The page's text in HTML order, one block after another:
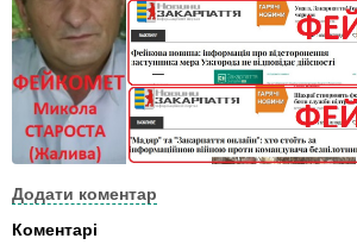
Додати коментар
Коментарі